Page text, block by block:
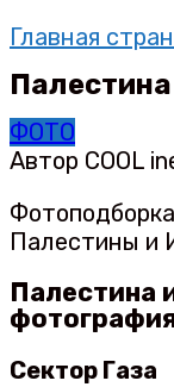
Главная
ФОТО
Автор COOL
Палестины и
Палестина
Сектор Газа